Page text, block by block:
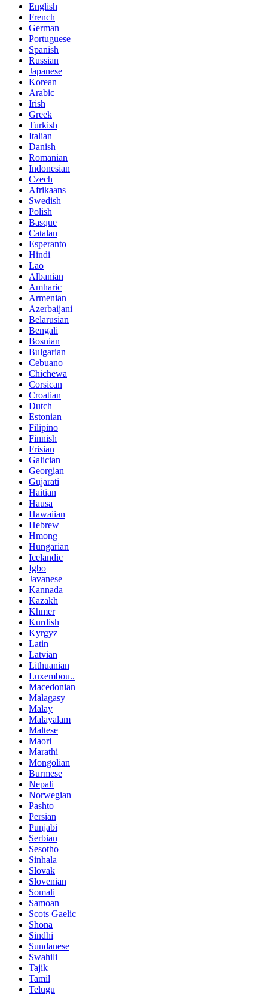
English
French
German
Portuguese
Spanish
Russian
Japanese
Korean
Arabic
Irish
Greek
Turkish
Italian
Danish
Romanian
Indonesian
Czech
Afrikaans
Swedish
Polish
Basque
Catalan
Esperanto
Hindi
Lao
Albanian
Amharic
Armenian
Azerbaijani
Belarusian
Bengali
Bosnian
Bulgarian
Cebuano
Chichewa
Corsican
Croatian
Dutch
Estonian
Filipino
Finnish
Frisian
Galician
Georgian
Gujarati
Haitian
Hausa
Hawaiian
Hebrew
Hmong
Hungarian
Icelandic
Igbo
Javanese
Kannada
Kazakh
Khmer
Kurdish
Kyrgyz
Latin
Latvian
Lithuanian
Luxembou..
Macedonian
Malagasy
Malay
Malayalam
Maltese
Maori
Marathi
Mongolian
Burmese
Nepali
Norwegian
Pashto
Persian
Punjabi
Serbian
Sesotho
Sinhala
Slovak
Slovenian
Somali
Samoan
Scots Gaelic
Shona
Sindhi
Sundanese
Swahili
Tajik
Tamil
Telugu